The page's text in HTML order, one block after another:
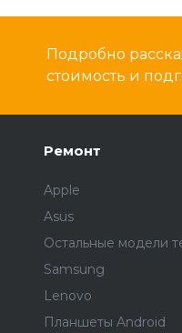
Подробно
стоимость и
Ремонт
Apple
Asus
Остальные модели
Samsung
Lenovo
Планшеты Android